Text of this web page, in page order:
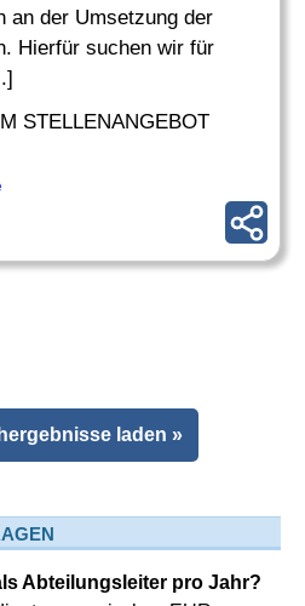
an der Umsetzung der
Hierfür suchen wir für
STELLENANGEBOT
laden »
Abteilungsleiter pro Jahr?